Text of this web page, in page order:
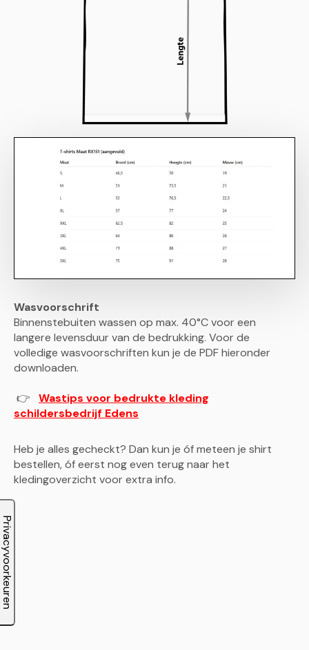
Wasvoorschrift
Binnenstebuiten wassen op max. 40°C voor een
langere levensduur van de bedrukking. Voor de
volledige wasvoorschriften kun je de PDF hieronder
downloaden.
👉 Wastips voor bedrukte kleding
schildersbedrijf Edens
Heb je alles gecheckt? Dan kun je óf meteen je shirt
bestellen, óf eerst nog even terug naar het
kledingoverzicht voor extra info.